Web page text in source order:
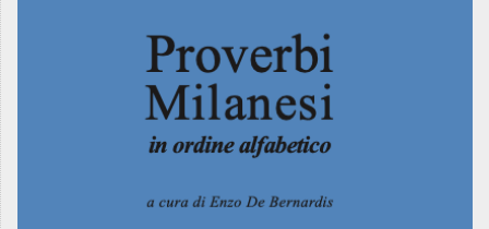
www.viveremilano.info
Fondato e diretto da Enzo De
Imbonati, 89 20159 Milano (Italia)